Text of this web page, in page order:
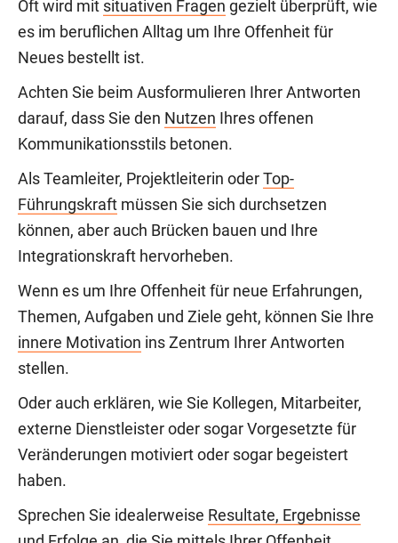
Oft wird mit situativen Fragen gezielt überprüft, wie
es im beruflichen Alltag um Ihre Offenheit für
Neues bestellt ist.
Achten Sie beim Ausformulieren Ihrer Antworten
darauf, dass Sie den Nutzen Ihres offenen
Kommunikationsstils betonen.
Als Teamleiter, Projektleiterin oder Top-
Führungskraft müssen Sie sich durchsetzen
können, aber auch Brücken bauen und Ihre
Integrationskraft hervorheben.
Wenn es um Ihre Offenheit für neue Erfahrungen,
Themen, Aufgaben und Ziele geht, können Sie Ihre
innere Motivation ins Zentrum Ihrer Antworten
stellen.
Oder auch erklären, wie Sie Kollegen, Mitarbeiter,
externe Dienstleister oder sogar Vorgesetzte für
Veränderungen motiviert oder sogar begeistert
haben.
Sprechen Sie idealerweise Resultate, Ergebnisse